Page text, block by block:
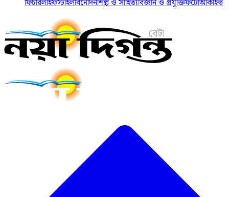
ফিচারলাইফস্টাইলবিনোদনশিল্প ও সাহিত্যবিজ্ঞান ও প্রযুক্তিফটোআর্কাইভ